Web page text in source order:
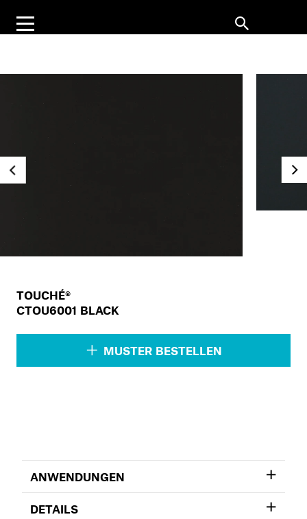
TOUCHÉ®
CTOU6001 BLACK
MUSTER BESTELLEN
ANWENDUNGEN
DETAILS